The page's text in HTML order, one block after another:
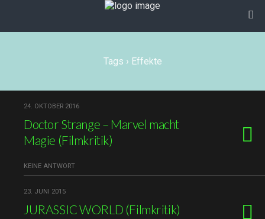
Tags › Effekte
24. OKTOBER 2016
Doctor Strange – Marvel macht
Magie (Filmkritik)
KEINE ANTWORT
23. JUNI 2015
JURASSIC WORLD (Filmkritik)